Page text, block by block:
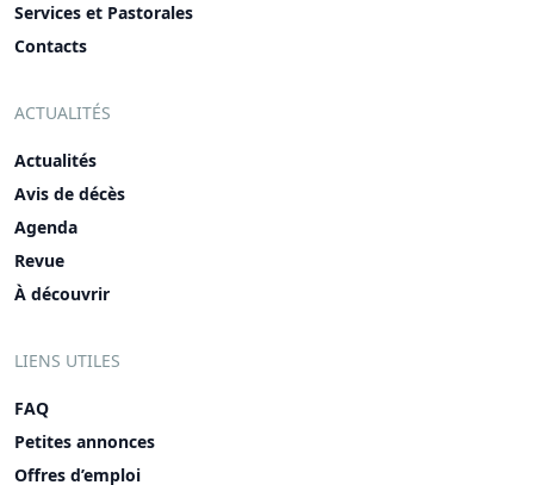
Services et Pastorales
Contacts
ACTUALITÉS
Actualités
Avis de décès
Agenda
Revue
À découvrir
LIENS UTILES
FAQ
Petites annonces
Offres d’emploi